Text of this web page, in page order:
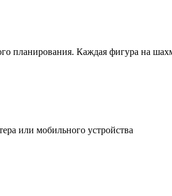
планирования. Каждая фигура на
или мобильного устройства